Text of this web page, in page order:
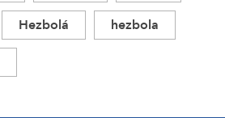
Hezbolá
hezbola